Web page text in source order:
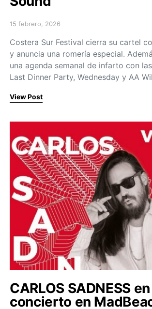
Posted on
15 febrero, 2026
Costera Sur Festival cierra su cartel
y anuncia una romería especial.
una agenda semanal de infarto con
Last Dinner Party, Wednesday y AA
View Post
CARLOS SADNESS en
concierto en